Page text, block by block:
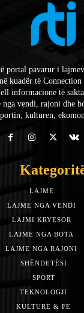
portal pavarur i
në kuadër të Connection
informacione të
vendi, rajoni dhe
kulturen,
LAJME
LAJME NGA VENDI
LAJMI KRYESOR
LAJME NGA BOTA
LAJME NGA RAJONI
SHËNDETËSI
SPORT
TEKNOLOGJI
KULTURË & FE